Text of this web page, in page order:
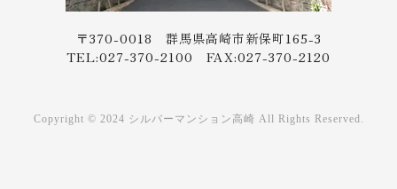
〒370-0018 群馬県高崎市新保町165-3
TEL:027-370-2100 FAX:027-370-2120
Copyright © 2024 シルバーマンション高崎 All Rights Reserved.